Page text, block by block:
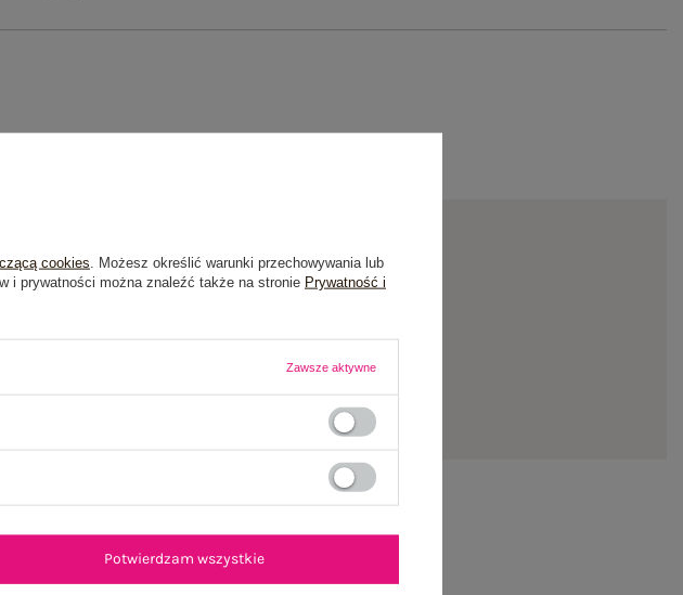
NEWSLETTER
cookies . Możesz określić warunki przechowywania lub
i prywatności można znaleźć także na stronie Prywatność i
Zawsze aktywne
Potwierdzam wszystkie